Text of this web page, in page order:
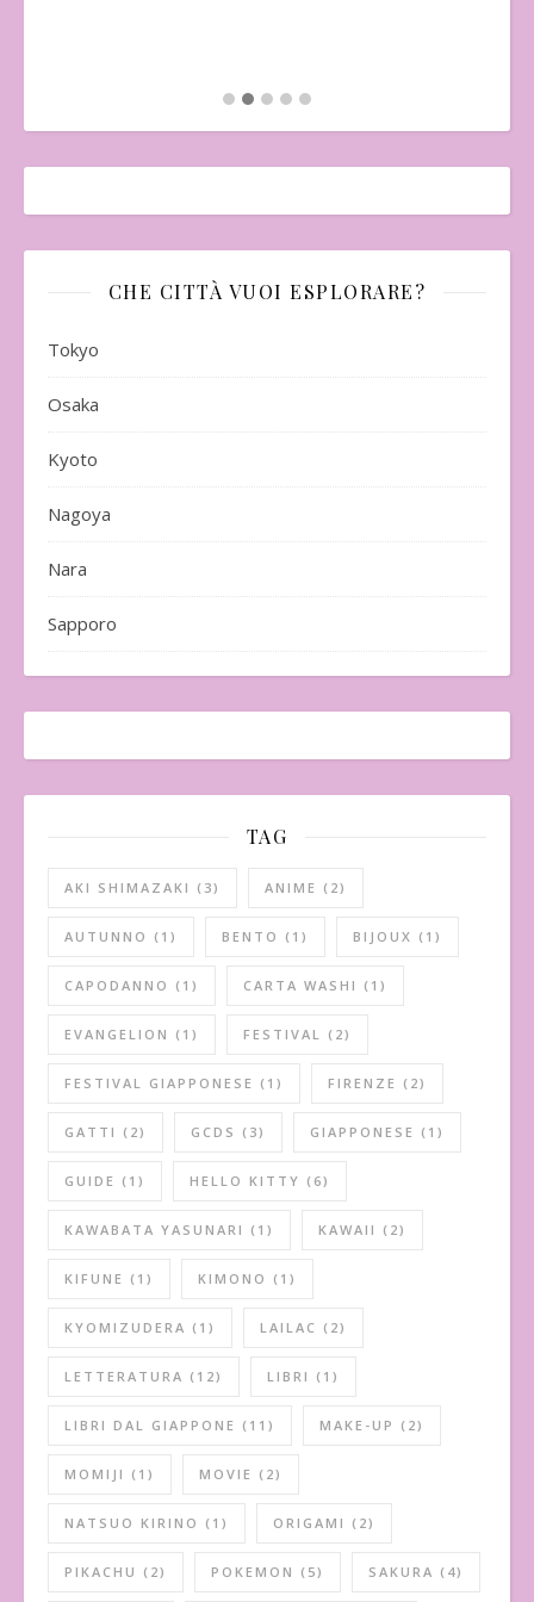
CHE CITTÀ VUOI ESPLORARE?
Tokyo
Osaka
Kyoto
Nagoya
Nara
Sapporo
TAG
AKI SHIMAZAKI (3) ANIME (2)
AUTUNNO (1) BENTO (1) BIJOUX (1)
CAPODANNO (1) CARTA WASHI (1)
EVANGELION (1) FESTIVAL (2)
FESTIVAL GIAPPONESE (1) FIRENZE (2)
GATTI (2) GCDS (3) GIAPPONESE (1)
GUIDE (1) HELLO KITTY (6)
KAWABATA YASUNARI (1) KAWAII (2)
KIFUNE (1) KIMONO (1)
KYOMIZUDERA (1) LAILAC (2)
LETTERATURA (12) LIBRI (1)
LIBRI DAL GIAPPONE (11) MAKE-UP (2)
MOMIJI (1) MOVIE (2)
NATSUO KIRINO (1) ORIGAMI (2)
PIKACHU (2) POKEMON (5) SAKURA (4)